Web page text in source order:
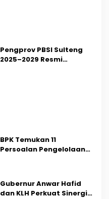
Pengprov PBSI Sulteng
2025–2029 Resmi
BPK Temukan 11
Persoalan Pengelolaan
Gubernur Anwar Hafid
dan KLH Perkuat Sinergi